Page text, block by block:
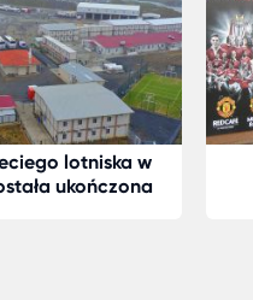
lotniska w
ukończona